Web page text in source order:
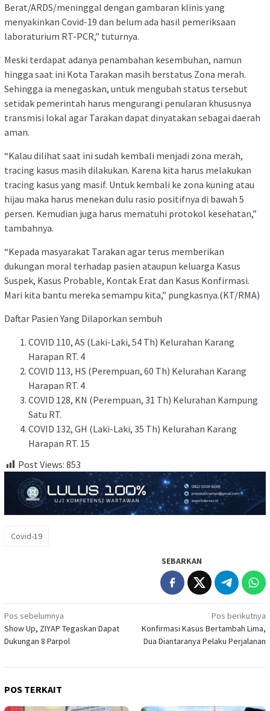
Berat/ARDS/meninggal dengan gambaran klinis yang
menyakinkan Covid-19 dan belum ada hasil pemeriksaan
laboraturium RT-PCR,” tuturnya.
Meski terdapat adanya penambahan kesembuhan, namun
hingga saat ini Kota Tarakan masih berstatus Zona merah.
Sehingga ia menegaskan, untuk mengubah status tersebut
setidak pemerintah harus mengurangi penularan khususnya
transmisi lokal agar Tarakan dapat dinyatakan sebagai daerah
aman.
“Kalau dilihat saat ini sudah kembali menjadi zona merah,
tracing kasus masih dilakukan. Karena kita harus melakukan
tracing kasus yang masif. Untuk kembali ke zona kuning atau
hijau maka harus menekan dulu rasio positifnya di bawah 5
persen. Kemudian juga harus mematuhi protokol kesehatan,”
tambahnya.
“Kepada masyarakat Tarakan agar terus memberikan
dukungan moral terhadap pasien ataupun keluarga Kasus
Suspek, Kasus Probable, Kontak Erat dan Kasus Konfirmasi.
Mari kita bantu mereka semampu kita,” pungkasnya.(KT/RMA)
Daftar Pasien Yang Dilaporkan sembuh
COVID 110, AS (Laki-Laki, 54 Th) Kelurahan Karang
Harapan RT. 4
COVID 113, HS (Perempuan, 60 Th) Kelurahan Karang
Harapan RT. 4
COVID 128, KN (Perempuan, 31 Th) Kelurahan Kampung
Satu RT.
COVID 132, GH (Laki-Laki, 35 Th) Kelurahan Karang
Harapan RT. 15
Post Views: 853
Covid-19
SEBARKAN
Navigasi
pos
Pos sebelumnya
Show Up, ZIYAP Tegaskan Dapat
Dukungan 8 Parpol
Pos berikutnya
Konfirmasi Kasus Bertambah Lima,
Dua Diantaranya Pelaku Perjalanan
POS TERKAIT